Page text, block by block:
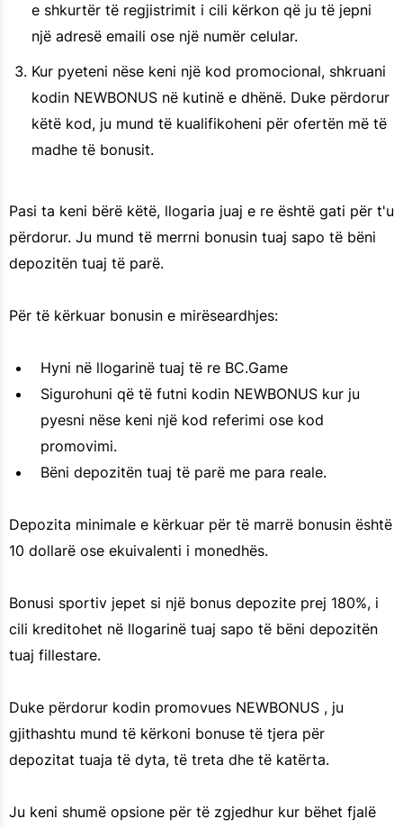
e shkurtër të regjistrimit i cili kërkon që ju të jepni
një adresë emaili ose një numër celular.
Kur pyeteni nëse keni një kod promocional, shkruani
kodin NEWBONUS në kutinë e dhënë. Duke përdorur
këtë kod, ju mund të kualifikoheni për ofertën më të
madhe të bonusit.
Pasi ta keni bërë këtë, llogaria juaj e re është gati për t'u
përdorur. Ju mund të merrni bonusin tuaj sapo të bëni
depozitën tuaj të parë.
Për të kërkuar bonusin e mirëseardhjes:
Hyni në llogarinë tuaj të re BC.Game
Sigurohuni që të futni kodin NEWBONUS kur ju
pyesni nëse keni një kod referimi ose kod
promovimi.
Bëni depozitën tuaj të parë me para reale.
Depozita minimale e kërkuar për të marrë bonusin është
10 dollarë ose ekuivalenti i monedhës.
Bonusi sportiv jepet si një bonus depozite prej 180%, i
cili kreditohet në llogarinë tuaj sapo të bëni depozitën
tuaj fillestare.
Duke përdorur kodin promovues NEWBONUS , ju
gjithashtu mund të kërkoni bonuse të tjera për
depozitat tuaja të dyta, të treta dhe të katërta.
Ju keni shumë opsione për të zgjedhur kur bëhet fjalë